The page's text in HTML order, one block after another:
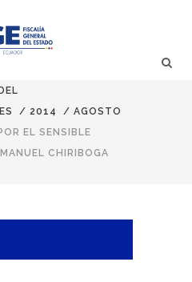
/ 2014 / AGOSTO
EL SENSIBLE
CHIRIBOGA